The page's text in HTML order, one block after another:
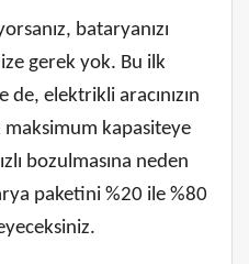
bataryanızı
gerek yok. Bu ilk
de, elektrikli aracınızın
maksimum kapasiteye
bozulmasına neden
paketini %20 ile %80